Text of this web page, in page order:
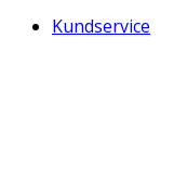
Kundservice